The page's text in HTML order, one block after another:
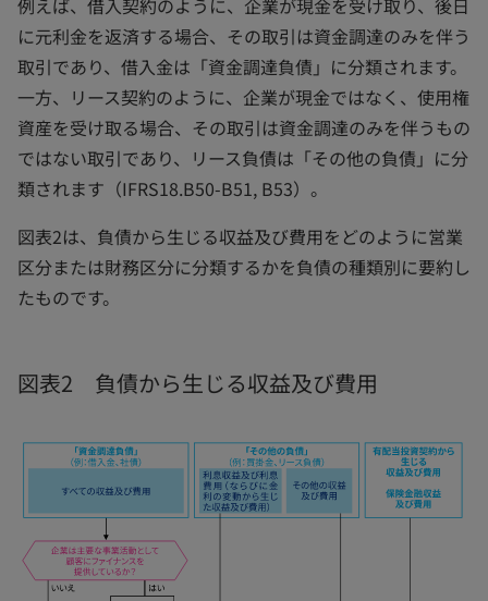
に元利金を返済する場合、その取引は資金調達のみを伴う
取引であり、借入金は「資金調達負債」に分類されます。
一方、リース契約のように、企業が現金ではなく、使用権
資産を受け取る場合、その取引は資金調達のみを伴うもの
ではない取引であり、リース負債は「その他の負債」に分
類されます（IFRS18.B50-B51, B53）。
図表2は、負債から生じる収益及び費用をどのように営業
区分または財務区分に分類するかを負債の種類別に要約し
たものです。
図表2 負債から生じる収益及び費用